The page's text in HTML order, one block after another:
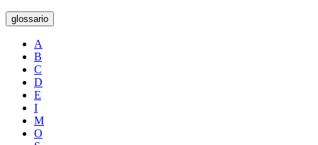
glossario
A
B
C
D
E
I
M
O